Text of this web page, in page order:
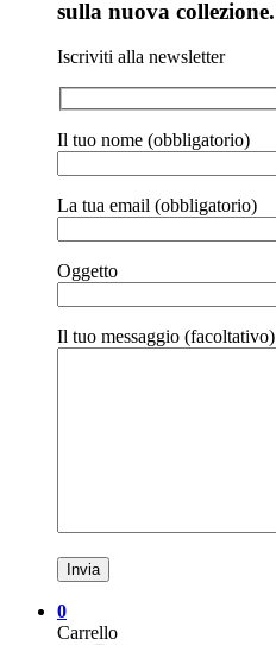
sulla nuova collezione.
Iscriviti alla newsletter
Il tuo nome (obbligatorio)
La tua email (obbligatorio)
Oggetto
Il tuo messaggio (facoltativo)
0
Carrello